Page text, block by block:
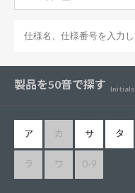
製品を50音で探す Initials
ア カ サ タ
ラ ワ 0-9